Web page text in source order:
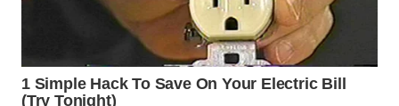
WN
BOROBUDUR